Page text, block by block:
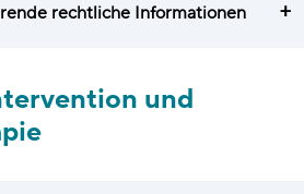
rechtliche Informationen
und